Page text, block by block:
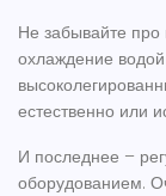
Не забывайте про
охлаждение
естественно или
И последнее –
оборудованием.